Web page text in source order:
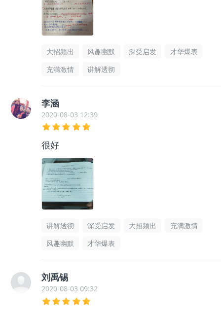
大招频出 风趣幽默 深受启发
才华爆表
充满激情
讲解透彻
李涵
2020-08-03 12:39
很好
讲解透彻 深受启发 大招频出
充满激情
风趣幽默
才华爆表
刘禹锡
2020-08-03 09:32